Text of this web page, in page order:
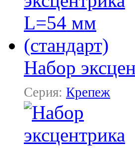
Набор
Серия: Крепеж